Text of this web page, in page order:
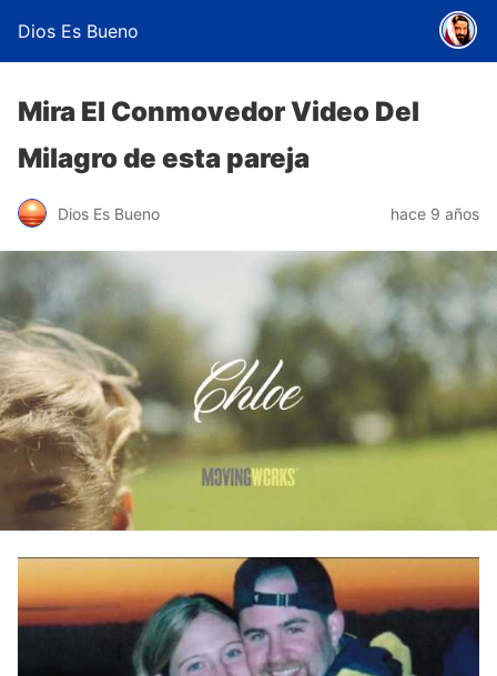
Dios Es Bueno
Mira El Conmovedor Video Del
Milagro de esta pareja
Dios Es Bueno hace 9 años